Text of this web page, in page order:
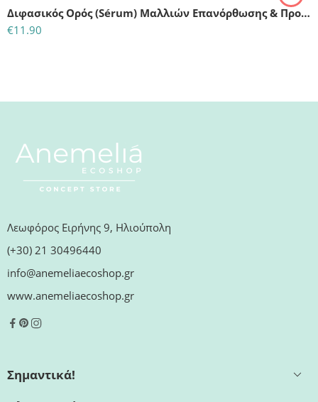
Διφασικός Ορός (Sérum) Μαλλιών Επανόρθωσης & Προστασίας – Για ταλαιπωρημένα και αδύναμα μαλλιά – So Bio (100ml)
€11.90
Λεωφόρος Ειρήνης 9, Ηλιούπολη
(+30) 21 30496440
info@anemeliaecoshop.gr
www.anemeliaecoshop.gr
Σημαντικά!